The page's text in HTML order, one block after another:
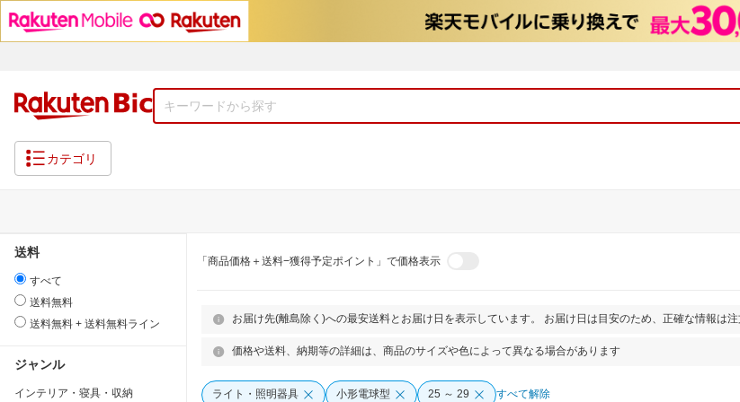
カテゴリ
送料
すべて
送料無料
送料無料 + 送料無料ライン
ジャンル
インテリア・寝具・収納
「商品価格＋送料−獲得予定ポイント」で価格表示
お届け先(離島除く)への最安送料とお届け日を表示しています。 お届け日は目安のため、正確な情報は注
価格や送料、納期等の詳細は、商品のサイズや色によって異なる場合があります
ライト・照明器具 小形電球型 25 ～ 29 すべて解除